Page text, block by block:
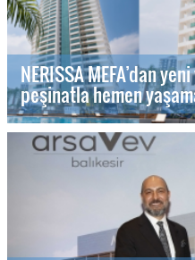
NERISSA MEFA’dan
peşinatla hemen